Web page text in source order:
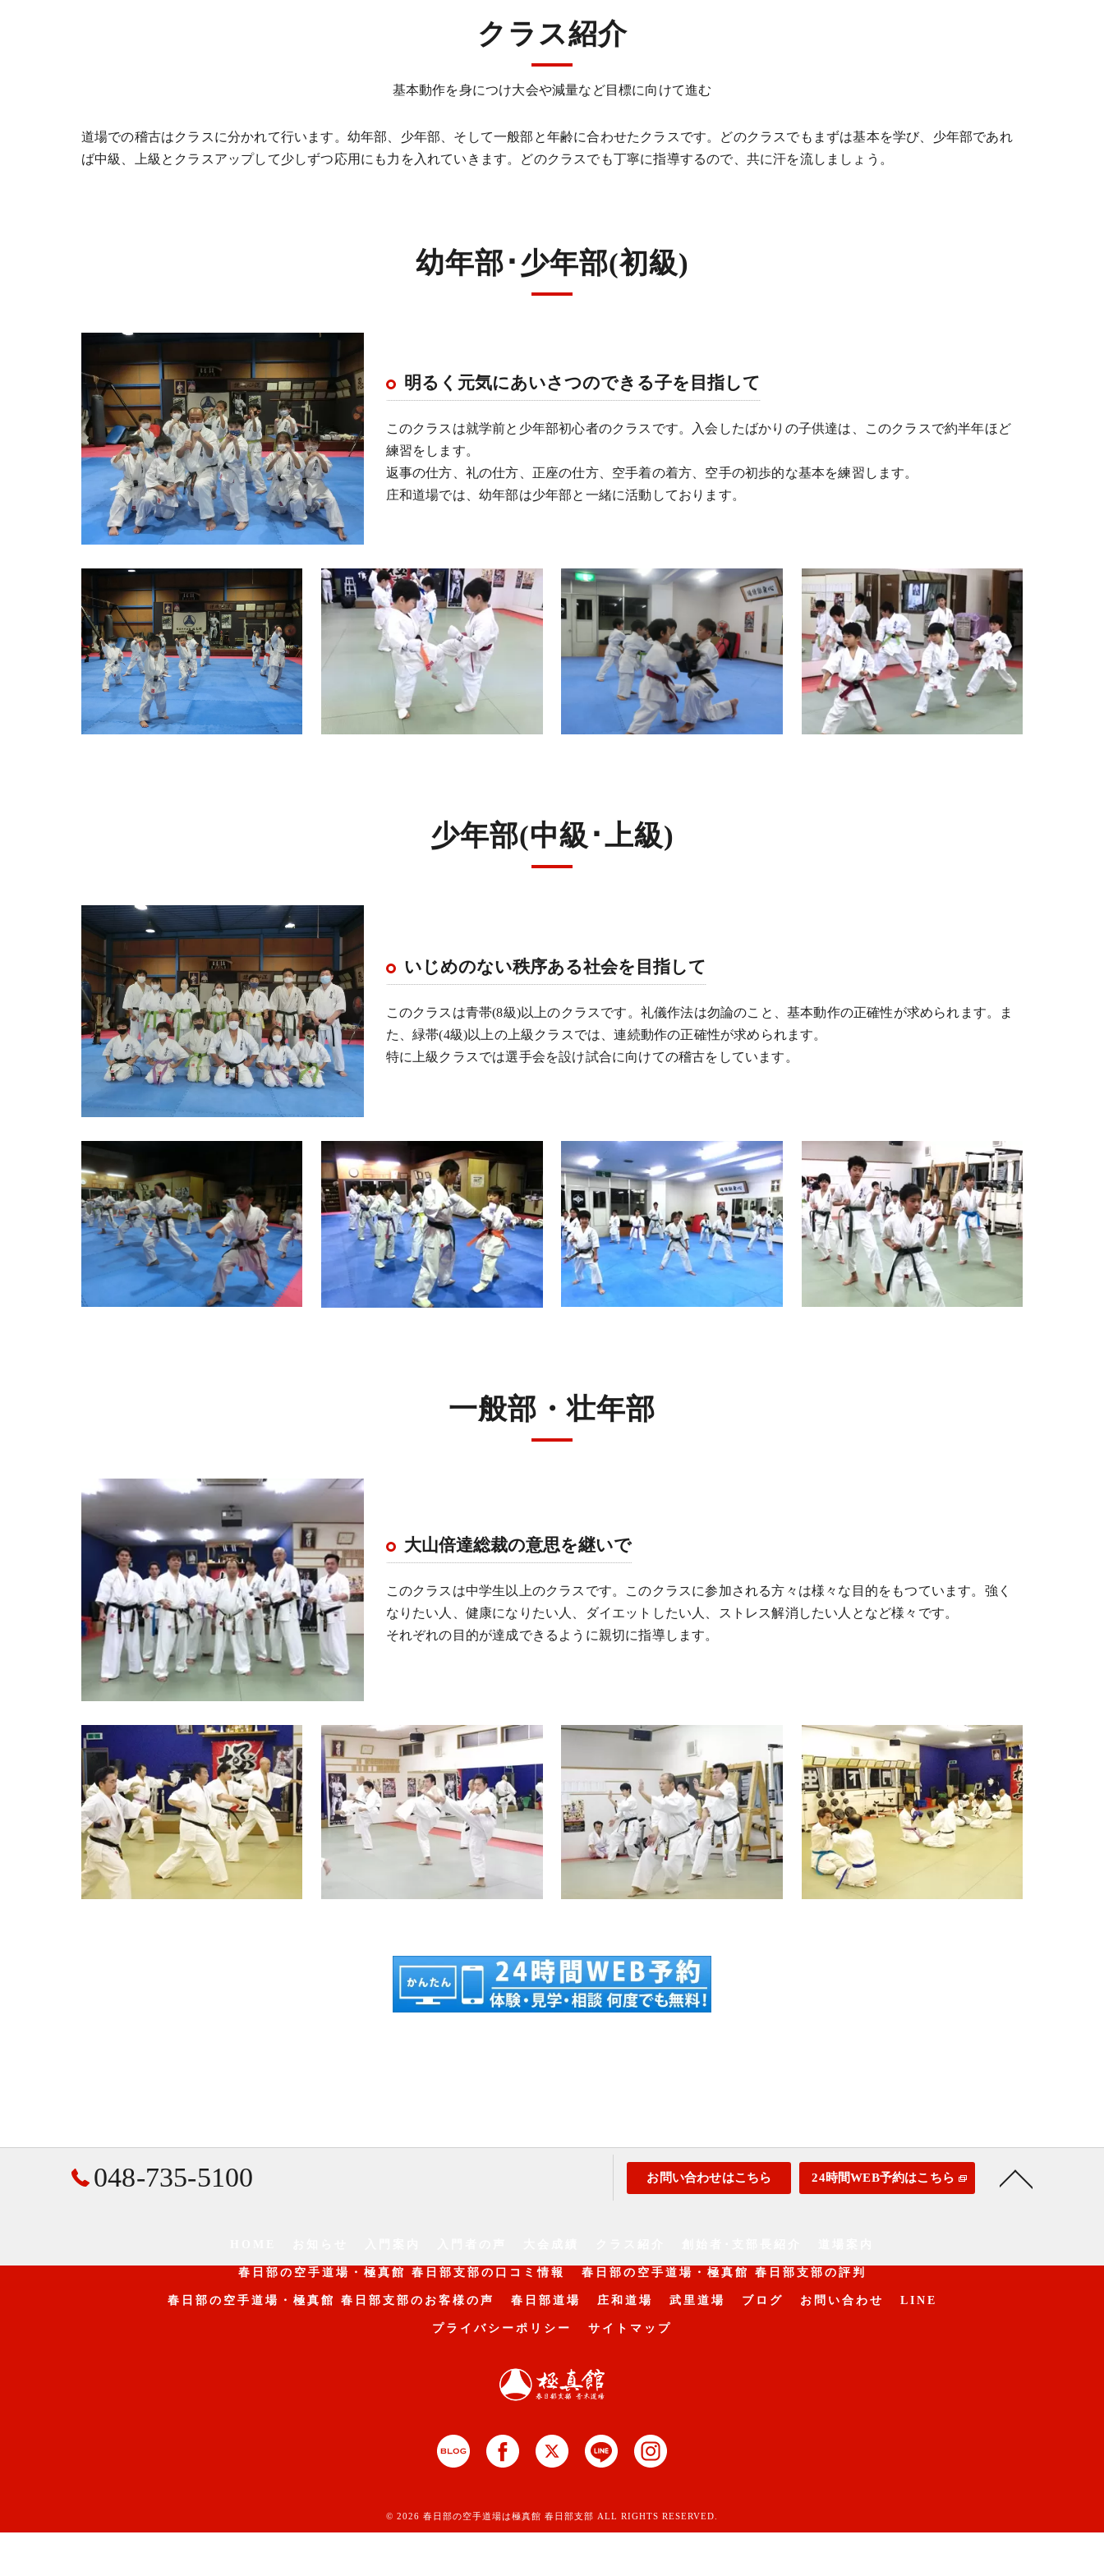
クラス紹介
基本動作を身につけ大会や減量など目標に向けて進む
道場での稽古はクラスに分かれて行います。幼年部、少年部、そして一般部と年齢に合わせたクラスです。どのクラスでもまずは基本を学び、少年部であれ
ば中級、上級とクラスアップして少しずつ応用にも力を入れていきます。どのクラスでも丁寧に指導するので、共に汗を流しましょう。
幼年部･少年部(初級)
明るく元気にあいさつのできる子を目指して
このクラスは就学前と少年部初心者のクラスです。入会したばかりの子供達は、このクラスで約半年ほど
練習をします。
返事の仕方、礼の仕方、正座の仕方、空手着の着方、空手の初歩的な基本を練習します。
庄和道場では、幼年部は少年部と一緒に活動しております。
少年部(中級･上級)
いじめのない秩序ある社会を目指して
このクラスは青帯(8級)以上のクラスです。礼儀作法は勿論のこと、基本動作の正確性が求められます。ま
た、緑帯(4級)以上の上級クラスでは、連続動作の正確性が求められます。
特に上級クラスでは選手会を設け試合に向けての稽古をしています。
一般部・壮年部
大山倍達総裁の意思を継いで
このクラスは中学生以上のクラスです。このクラスに参加される方々は様々な目的をもつています。強く
なりたい人、健康になりたい人、ダイエットしたい人、ストレス解消したい人となど様々です。
それぞれの目的が達成できるように親切に指導します。
048-735-5100 お問い合わせはこちら 24時間WEB予約はこちら
春日部の空手道場・極真館 春日部支部の口コミ情報 春日部の空手道場・極真館 春日部支部の評判
春日部の空手道場・極真館 春日部支部のお客様の声 春日部道場 庄和道場 武里道場 ブログ お問い合わせ LINE
プライバシーポリシー サイトマップ
© 2026 春日部の空手道場は極真館 春日部支部 ALL RIGHTS RESERVED.